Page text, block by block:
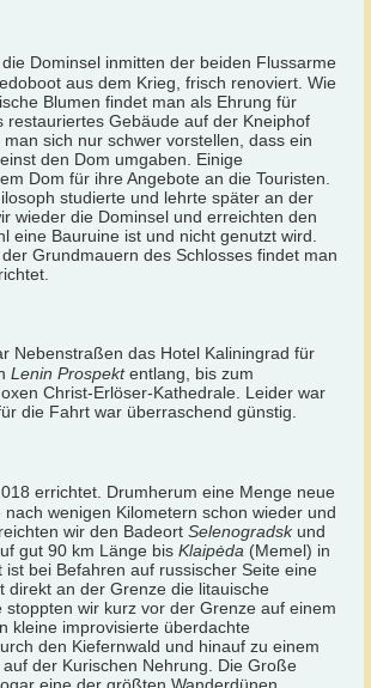
Dominsel inmitten der beiden Flussarme
aus dem Krieg, frisch renoviert. Wie
Blumen findet man als Ehrung für
Gebäude auf der Kneiphof
sich nur schwer vorstellen, dass ein
den Dom umgaben. Einige
Dom für ihre Angebote an die Touristen.
studierte und lehrte später an der
wieder die Dominsel und erreichten den
eine Bauruine ist und nicht genutzt wird.
Grundmauern des Schlosses findet man
Nebenstraßen das Hotel Kaliningrad für
Lenin Prospektentlang, bis zum
Christ-Erlöser-Kathedrale. Leider war
die Fahrt war überraschend günstig.
errichtet. Drumherum eine Menge neue
wenigen Kilometern schon wieder und
wir den Badeort Selenogradskund
gut 90 km Länge bis Klaipėda (Memel) in
bei Befahren auf russischer Seite eine
direkt an der Grenze die litauische
wir kurz vor der Grenze auf einem
kleine improvisierte überdachte
den Kiefernwald und hinauf zu einem
der Kurischen Nehrung. Die Große